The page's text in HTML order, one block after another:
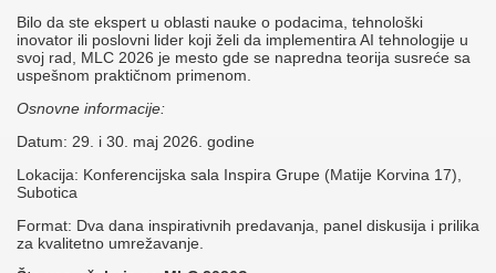
Bilo da ste ekspert u oblasti nauke o podacima, tehnološki
inovator ili poslovni lider koji želi da implementira AI tehnologije u
svoj rad, MLC 2026 je mesto gde se napredna teorija susreće sa
uspešnom praktičnom primenom.
Osnovne informacije:
Datum: 29. i 30. maj 2026. godine
Lokacija: Konferencijska sala Inspira Grupe (Matije Korvina 17),
Subotica
Format: Dva dana inspirativnih predavanja, panel diskusija i prilika
za kvalitetno umrežavanje.